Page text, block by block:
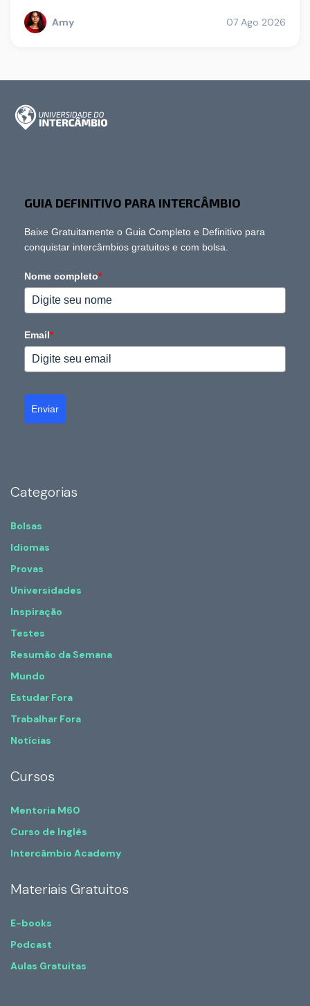
Amy 07 Ago 2026
GUIA DEFINITIVO PARA INTERCÂMBIO
Baixe Gratuitamente o Guia Completo e Definitivo para
conquistar intercâmbios gratuitos e com bolsa.
Nome completo*
Email*
Enviar
Categorias
Bolsas
Idiomas
Provas
Universidades
Inspiração
Testes
Resumão da Semana
Mundo
Estudar Fora
Trabalhar Fora
Notícias
Cursos
Mentoria M60
Curso de Inglês
Intercâmbio Academy
Materiais Gratuitos
E-books
Podcast
Aulas Gratuitas